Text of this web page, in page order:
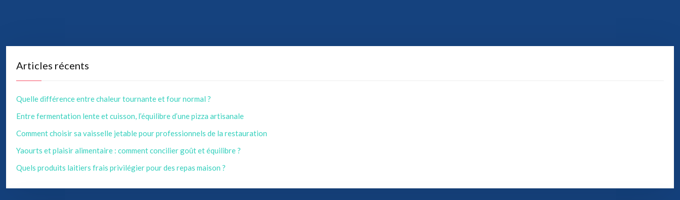
Articles récents
Quelle différence entre chaleur tournante et four normal ?
Entre fermentation lente et cuisson, l’équilibre d’une pizza artisanale
Comment choisir sa vaisselle jetable pour professionnels de la restauration
Yaourts et plaisir alimentaire : comment concilier goût et équilibre ?
Quels produits laitiers frais privilégier pour des repas maison ?